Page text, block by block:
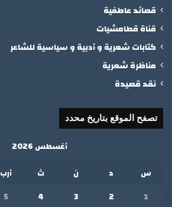
قصائد عاطفية
قناة قطامشيات
كتابات شعرية و أدبية و سياسية للشاعر
مناظرة شعرية
نقد قصيدة
تصفح الموقع بتاريخ محدد
أغسطس 2026
س
د ن ث أرب
1
2
3
4
5